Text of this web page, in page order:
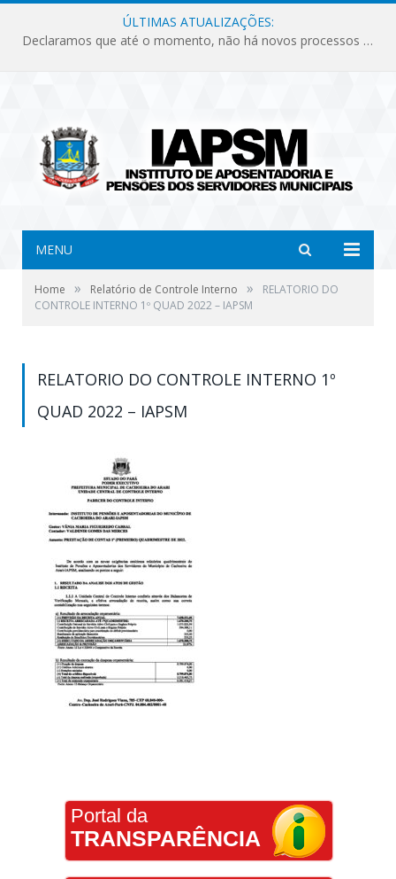
ÚLTIMAS ATUALIZAÇÕES:
Declaramos que até o momento, não há novos processos licitatórios para o Instituto de Previdência no ano de 2026.
MENU
Home » Relatório de Controle Interno »
RELATORIO DO
CONTROLE INTERNO 1º QUAD 2022 – IAPSM
RELATORIO DO CONTROLE INTERNO 1º
QUAD 2022 – IAPSM
Portal da
TRANSPARÊNCIA